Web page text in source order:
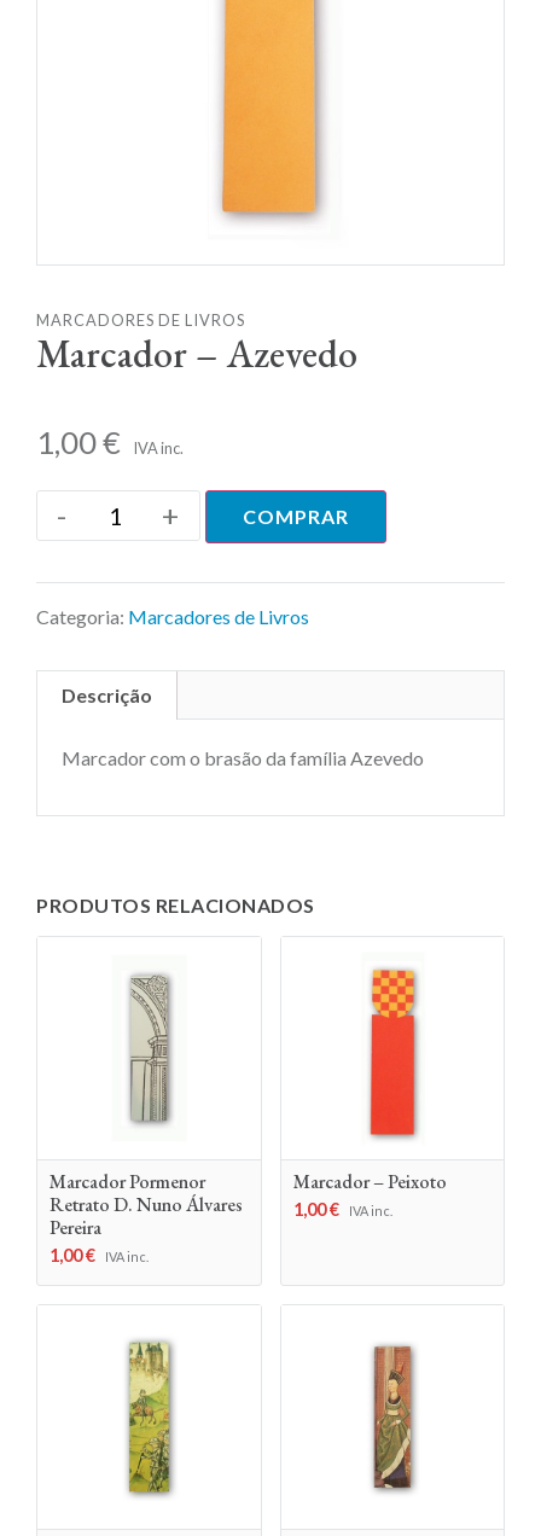
MARCADORES DE LIVROS
Marcador – Azevedo
1,00€ IVA inc.
- + COMPRAR
Categoria: Marcadores de Livros
Descrição
Marcador com o brasão da família Azevedo
PRODUTOS RELACIONADOS
Marcador Pormenor
Retrato D. Nuno Álvares
Pereira
1,00€ IVA inc.
Marcador – Peixoto
1,00€ IVA inc.